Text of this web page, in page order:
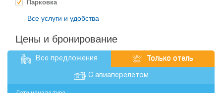
парковка. Сотрудники отеля будут рады организовать для
вас трансфер от и до аэропорта. Гости всегда могут
еду или дополнительные услуги.
В отеле имеется прачечная. Обратите внимание, что в
этом отеле запрещено курение.
Парковка
Все услуги и удобства
Цены и бронирование
Все предложения Только отель
С авиаперелетом